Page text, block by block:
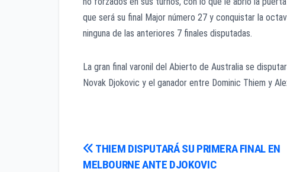
que será su final Major número 27 y conquistar la
ninguna de las anteriores 7 finales disputadas.
La gran final varonil del Abierto de Australia se
Novak Djokovic y el ganador entre Dominic Thiem y
Navegación
THIEM DISPUTARÁ SU PRIMERA FINAL EN
MELBOURNE ANTE DJOKOVIC